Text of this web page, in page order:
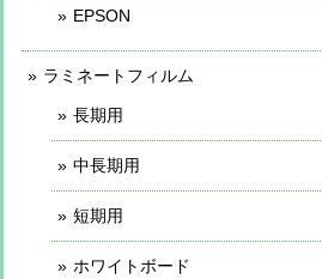
EPSON
ラミネートフィルム
長期用
中長期用
短期用
ホワイトボード